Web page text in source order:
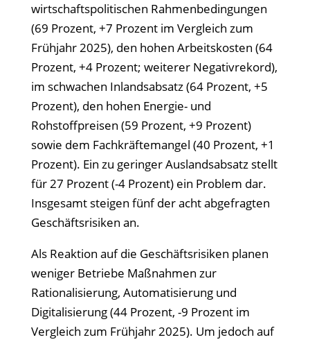
wirtschaftspolitischen Rahmenbedingungen
(69 Prozent, +7 Prozent im Vergleich zum
Frühjahr 2025), den hohen Arbeitskosten (64
Prozent, +4 Prozent; weiterer Negativrekord),
im schwachen Inlandsabsatz (64 Prozent, +5
Prozent), den hohen Energie- und
Rohstoffpreisen (59 Prozent, +9 Prozent)
sowie dem Fachkräftemangel (40 Prozent, +1
Prozent). Ein zu geringer Auslandsabsatz stellt
für 27 Prozent (-4 Prozent) ein Problem dar.
Insgesamt steigen fünf der acht abgefragten
Geschäftsrisiken an.
Als Reaktion auf die Geschäftsrisiken planen
weniger Betriebe Maßnahmen zur
Rationalisierung, Automatisierung und
Digitalisierung (44 Prozent, -9 Prozent im
Vergleich zum Frühjahr 2025). Um jedoch auf